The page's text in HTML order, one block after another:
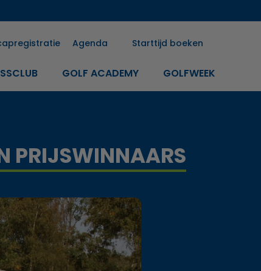
Agenda Starttijd boeken
GOLF ACADEMY GOLFWEEK
PRIJSWINNAARS